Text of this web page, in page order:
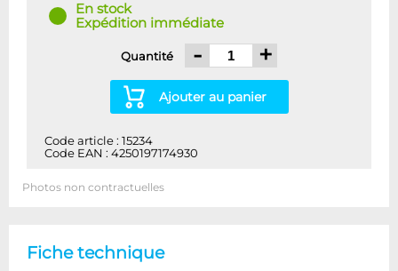
En stock
Expédition immédiate
Quantité - +
Ajouter au panier
Code article : 15234
Code EAN : 4250197174930
Photos non contractuelles
Fiche technique